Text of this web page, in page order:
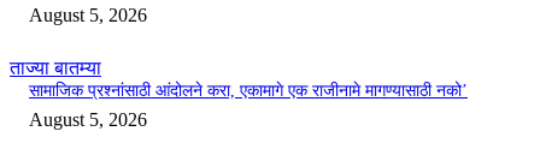
August 5, 2026
ताज्या बातम्या
सामाजिक प्रश्नांसाठी आंदोलने करा, एकामागे एक राजीनामे मागण्यासाठी नको’
August 5, 2026